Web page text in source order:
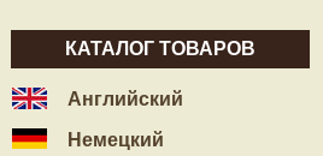
КАТАЛОГ ТОВАРОВ
Английский
Немецкий